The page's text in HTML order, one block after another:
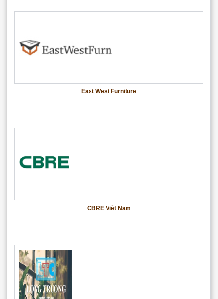
East West Furniture
CBRE Việt Nam